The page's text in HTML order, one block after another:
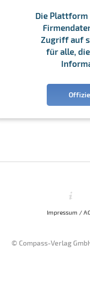
Die
Zugriff auf
für alle,
Impressum /
© Compass-Verlag